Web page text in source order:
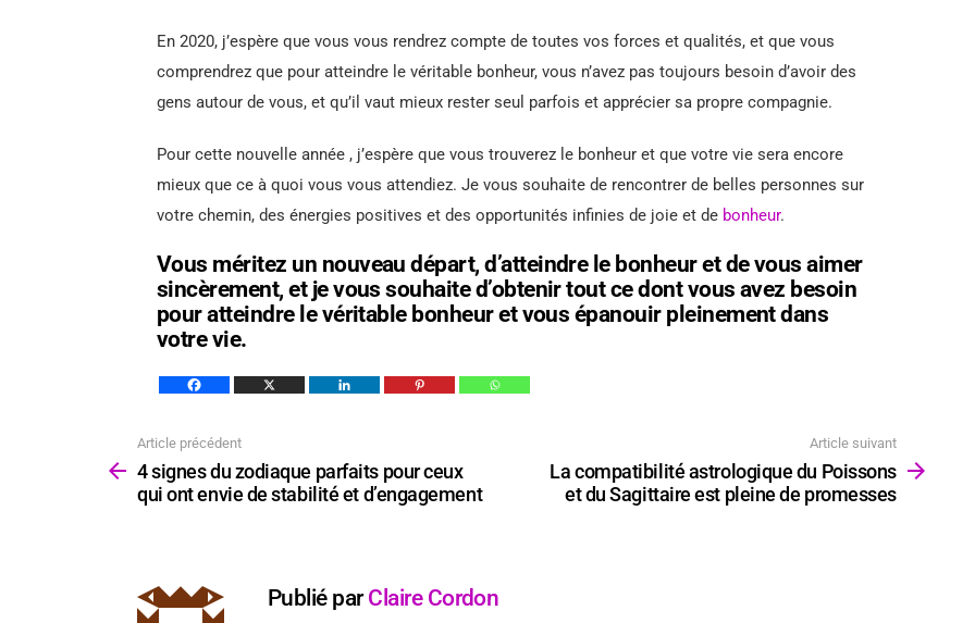
En 2020, j’espère que vous vous rendrez compte de toutes vos forces et qualités, et que vous
comprendrez que pour atteindre le véritable bonheur, vous n’avez pas toujours besoin d’avoir des
gens autour de vous, et qu’il vaut mieux rester seul parfois et apprécier sa propre compagnie.
Pour cette nouvelle année , j’espère que vous trouverez le bonheur et que votre vie sera encore
mieux que ce à quoi vous vous attendiez. Je vous souhaite de rencontrer de belles personnes sur
votre chemin, des énergies positives et des opportunités infinies de joie et de bonheur.
Vous méritez un nouveau départ, d’atteindre le bonheur et de vous aimer
sincèrement, et je vous souhaite d’obtenir tout ce dont vous avez besoin
pour atteindre le véritable bonheur et vous épanouir pleinement dans
votre vie.
plus
Article précédent
4 signes du zodiaque parfaits pour ceux
qui ont envie de stabilité et d’engagement
Article suivant
La compatibilité astrologique du Poissons
et du Sagittaire est pleine de promesses
Publié parClaire Cordon